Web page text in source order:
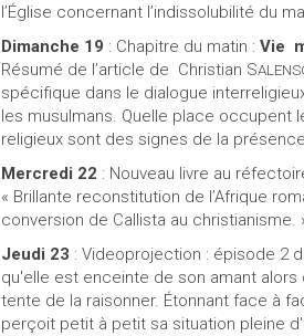
l’Église concernant l’indissolubilité du
Dimanche 19 : Chapitre du matin : Vie
Résumé de l’article de Christian S
spécifique dans le dialogue
les musulmans. Quelle place occupent
religieux sont des signes de la
Mercredi 22 : Nouveau livre au
« Brillante reconstitution de l’Afrique
conversion de Callista au christianisme.
Jeudi 23 : Videoprojection : épisode 2
qu'elle est enceinte de son amant
tente de la raisonner. Étonnant face à
perçoit petit à petit sa situation pleine